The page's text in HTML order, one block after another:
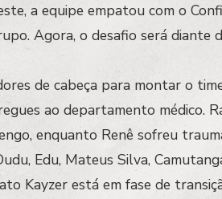
a equipe empatou com o
Agora, o desafio será diante
de cabeça para montar o
ao departamento médico.
enquanto Renê sofreu
Edu, Mateus Silva,
Kayzer está em fase de